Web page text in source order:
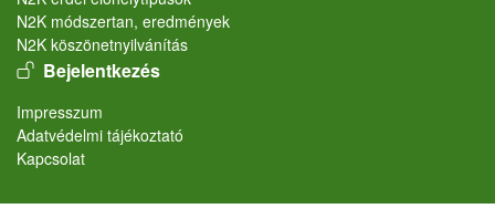
N2K módszertan, eredmények
N2K köszönetnyilvánítás
User account menu
Bejelentkezés
Lábléc
Impresszum
Adatvédelmi tájékoztató
Kapcsolat